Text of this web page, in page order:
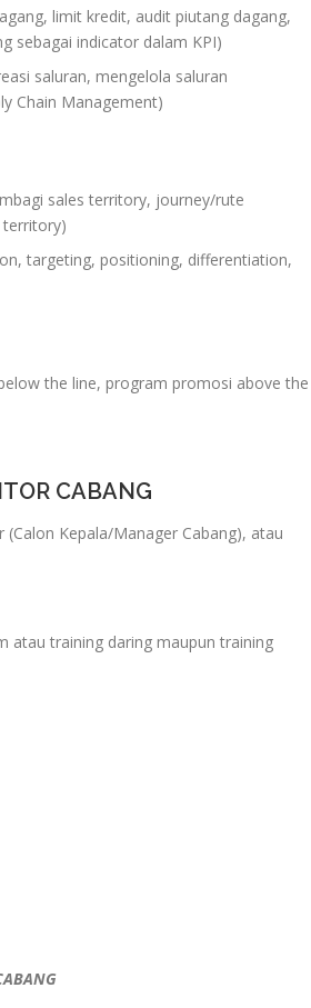
limit kredit, audit piutang dagang,
sebagai indicator dalam KPI)
saluran, mengelola saluran
Chain Management)
sales territory, journey/rute
territory)
targeting, positioning, differentiation,
the line, program promosi above the
CABANG
(Calon Kepala/Manager Cabang), atau
atau training daring maupun training